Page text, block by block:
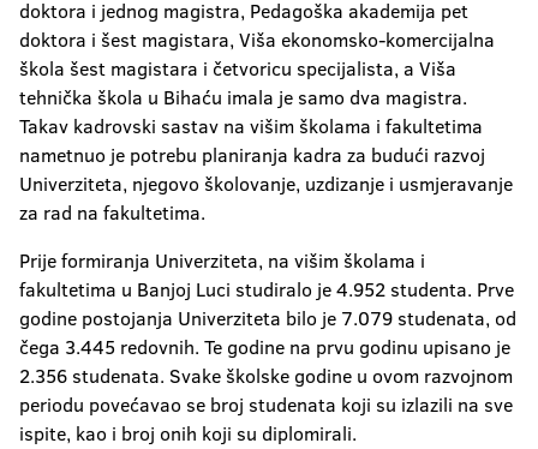
doktora i jednog magistra, Pedagoška akademija pet
doktora i šest magistara, Viša ekonomsko-komercijalna
škola šest magistara i četvoricu specijalista, a Viša
tehnička škola u Bihaću imala je samo dva magistra.
Takav kadrovski sastav na višim školama i fakultetima
nametnuo je potrebu planiranja kadra za budući razvoj
Univerziteta, njegovo školovanje, uzdizanje i usmjeravanje
za rad na fakultetima.
Prije formiranja Univerziteta, na višim školama i
fakultetima u Banjoj Luci studiralo je 4.952 studenta. Prve
godine postojanja Univerziteta bilo je 7.079 studenata, od
čega 3.445 redovnih. Te godine na prvu godinu upisano je
2.356 studenata. Svake školske godine u ovom razvojnom
periodu povećavao se broj studenata koji su izlazili na sve
ispite, kao i broj onih koji su diplomirali.